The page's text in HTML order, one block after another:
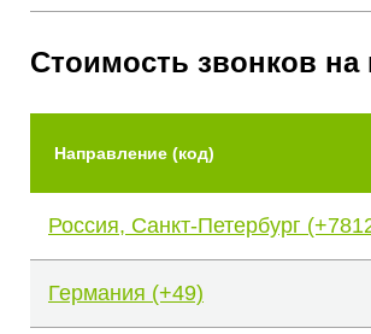
Стоимость звонков
Направление (код)
Россия, Санкт-Петербург
Германия (+49)